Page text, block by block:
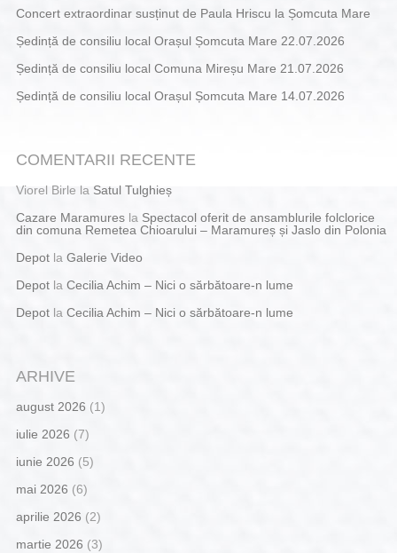
Concert extraordinar susținut de Paula Hriscu la Șomcuta Mare
Ședință de consiliu local Orașul Șomcuta Mare 22.07.2026
Ședință de consiliu local Comuna Mireșu Mare 21.07.2026
Ședință de consiliu local Orașul Șomcuta Mare 14.07.2026
COMENTARII RECENTE
Viorel Birle la Satul Tulghieș
Cazare Maramuresla Spectacol oferit de ansamblurile folclorice
din comuna Remetea Chioarului – Maramureș și Jaslo din Polonia
Depotla Galerie Video
Depotla Cecilia Achim – Nici o sărbătoare-n lume
Depotla Cecilia Achim – Nici o sărbătoare-n lume
ARHIVE
august 2026 (1)
iulie 2026 (7)
iunie 2026 (5)
mai 2026 (6)
aprilie 2026 (2)
martie 2026 (3)